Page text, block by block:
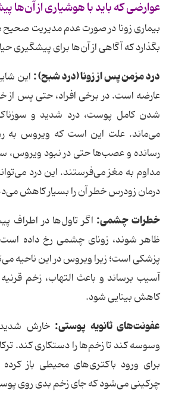
عوارضی که باید با هوشیاری از آن‌ها
بیماری زونا در صورت عدم مدیریت صحیح
بگذارد که آگاهی از آن‌ها برای پیشگیری
درد مزمن پس از زونا (درد شبح) : این
عارضه است. در برخی افراد، حتی پس
شدن کامل پوست، درد شدید و
می‌ماند. علت این است که ویروس به
رسانده و عصب‌ها حتی در نبود ویروس،
مداوم به مغز می‌فرستند. این درد
درمان زودرس خطر آن را بسیار کاهش
خطرات چشمی: اگر تاول‌ها در اطراف
ظاهر شوند، زونای چشمی رخ داده
پزشکی است؛ زیرا ویروس در این ناحیه
آسیب برساند و باعث التهاب، زخم
کاهش بینایی شود.
عفونت‌های ثانویه پوستی: خارش
وسوسه کند تا زخم‌ها را دستکاری کند.
برای ورود باکتری‌های محیطی باز
چرکینی می‌شود که جای زخم بدی روی